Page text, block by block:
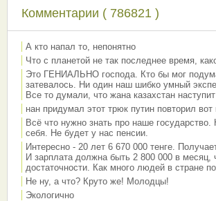
Комментарии ( 786821 )
А кто напал то, непонятно
Что с планетой не так последнее время,
Это ГЕНИАЛЬНО господа. Кто бы мог
затевалось. Ни один наш шибко умный
Все то думали, что жана казахстан наступит
нан придумал этот трюк путин повторил вот
Всё что нужно знать про наше
себя. Не будет у нас пенсии.
Интересно - 20 лет 6 670 000 тенге.
И зарплата должна быть 2 800 000 в месяц,
достаточности. Как много людей в стране
Не ну, а что? Круто же! Молодцы!
Экологично